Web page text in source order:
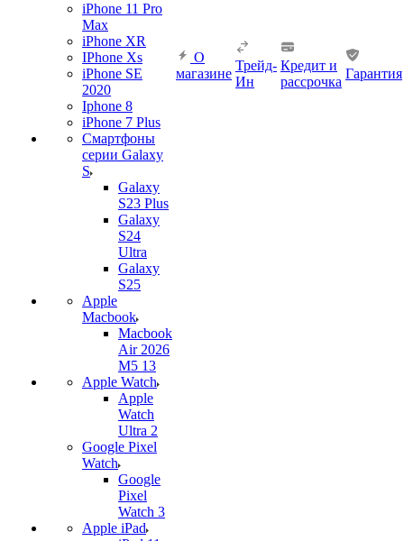
iPhone 11 Pro
Max
iPhone XR
IPhone Xs
iPhone SE
2020
Iphone 8
iPhone 7 Plus
Смартфоны
серии Galaxy
S
Galaxy
S23 Plus
Galaxy
S24
Ultra
Galaxy
S25
Apple
Macbook
Macbook
Air 2026
M5 13
Apple Watch
Apple
Watch
Ultra 2
Google Pixel
Watch
Google
Pixel
Watch 3
Apple iPad
О
магазине
Трейд-
Ин
Кредит и
рассрочка
Гарантия